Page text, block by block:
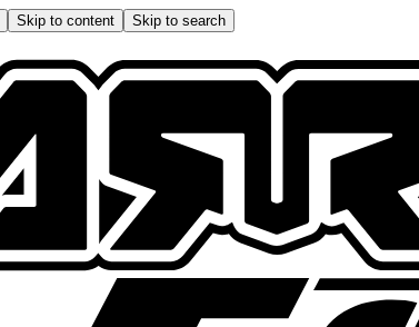
Skip to content Skip to search